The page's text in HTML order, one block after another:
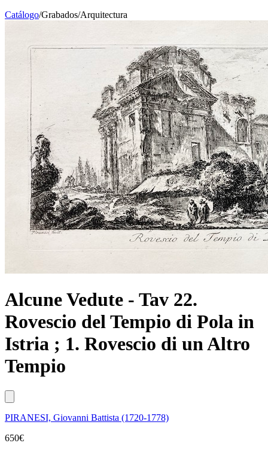
Catálogo/Grabados/Arquitectura
Alcune Vedute - Tav 22.
Rovescio del Tempio di Pola in
Istria ; 1. Rovescio di un Altro
Tempio
PIRANESI, Giovanni Battista (1720-1778)
650€